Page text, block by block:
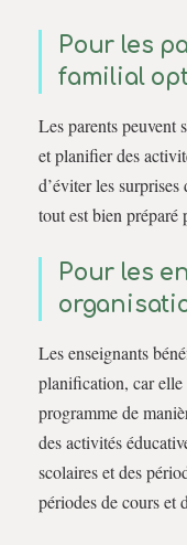
Pour les
familial
Les parents peuvent
et planifier des
d’éviter les surprises
tout est bien préparé
Pour les
Les enseignants
planification, car
programme de
des activités
scolaires et des
périodes de cours et